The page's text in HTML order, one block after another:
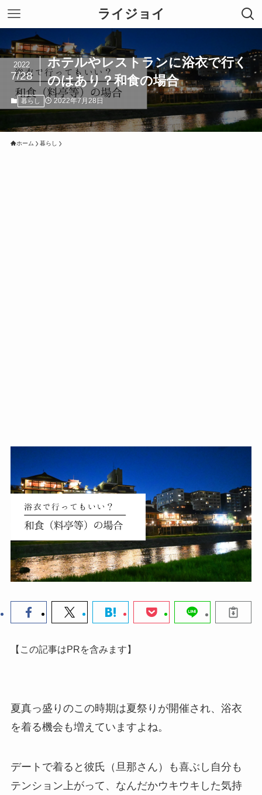
ライジョイ
ホテルやレストランに浴衣で行く
のはあり？和食の場合
2022
7/28
暮らし 2022年7月28日
ホーム 暮らし
【この記事はPRを含みます】
夏真っ盛りのこの時期は夏祭りが開催され、 浴衣
を着る機会も増えていますよね。
デートで着ると彼氏（旦那さん）も喜ぶし自分も
テンション上がって、 なんだかウキウキした気持